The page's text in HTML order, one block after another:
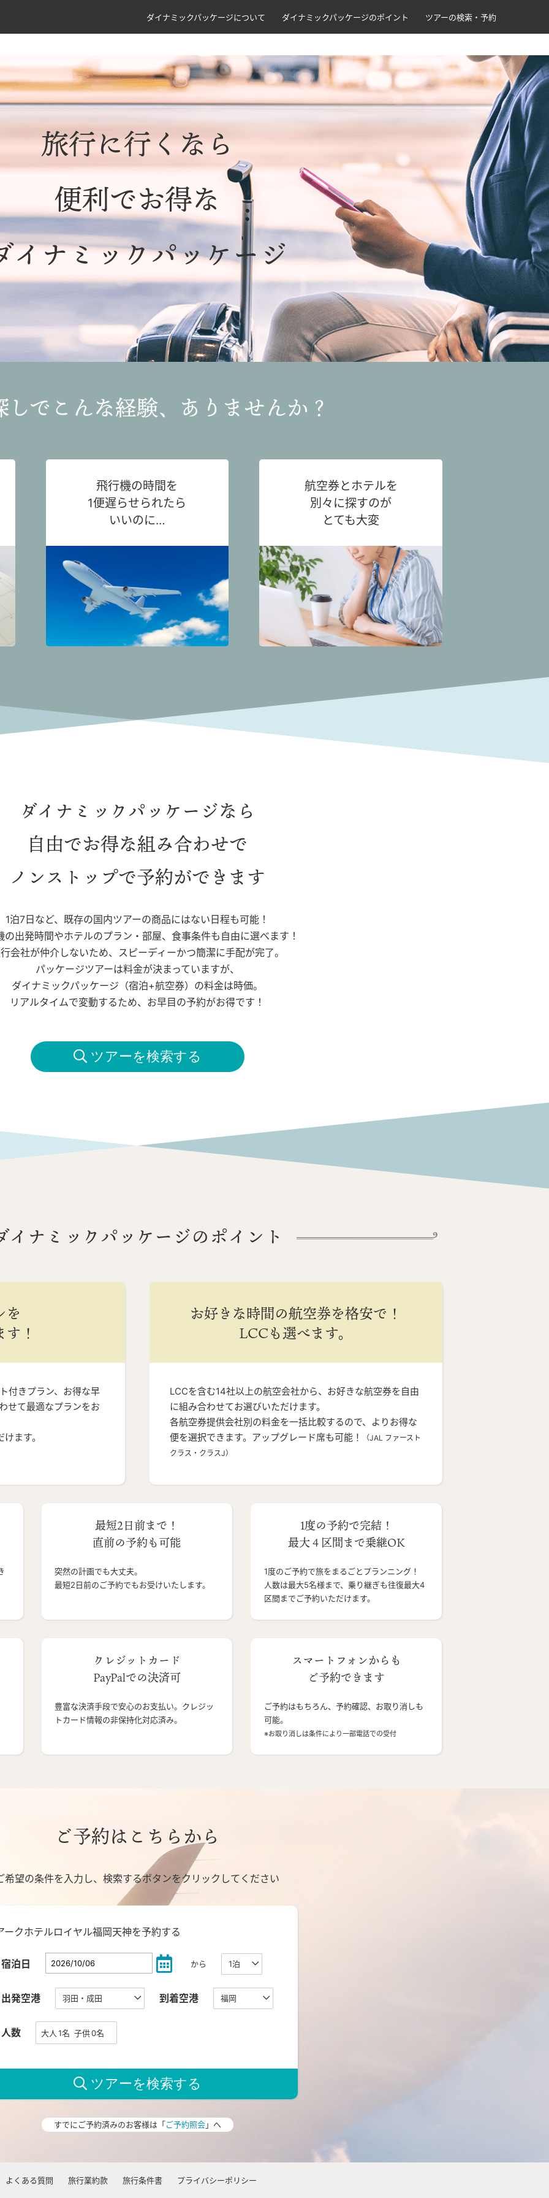
ダイナミックパッケージについて ダイナミックパッケージのポイント ツアーの検索・予約
旅行に行くなら
便利でお得な
イナミックパッケージ
しでこんな経験、ありませんか？
飛行機の時間を
1便遅らせられたら
いいのに…
航空券とホテルを
別々に探すのが
とても大変
ダイナミックパッケージなら
自由でお得な組み合わせで
ノンストップで予約ができます
1泊7日など、既存の国内ツアーの商品にはない日程も可能！
の出発時間やホテルのプラン・部屋、食事条件も自由に選べます！
会社が仲介しないため、スピーディーかつ簡潔に手配が完了。
パッケージツアーは料金が決まっていますが、
ダイナミックパッケージ（宿泊+航空券）の料金は時価。
リアルタイムで変動するため、お早目の予約がお得です！
 ツアーを検索する
イナミックパッケージのポイント
を
！
付きプラン、お得な早
せて最適なプランをお
ます。
お好きな時間の航空券を格安で！
LCCも選べます。
LCCを含む14社以上の航空会社から、お好きな航空券を自由
に組み合わせてお選びいただけます。
各航空券提供会社別の料金を一括比較するので、よりお得な
便を選択できます。アップグレード席も可能！
（JAL ファースト
クラス・クラスJ）
最短2日前まで！
直前の予約も可能
突然の計画でも大丈夫。
最短2日前のご予約でもお受けいたします。
1度の予約で完結！
最大４区間まで乗継OK
1度のご予約で旅をまるごとプランニング！
人数は最大5名様まで、乗り継ぎも往復最大4
区間までご予約いただけます。
クレジットカード
PayPalでの決済可
豊富な決済手段で安心のお支払い。クレジッ
トカード情報の非保持化対応済み。
スマートフォンからも
ご予約できます
ご予約はもちろん、予約確認、お取り消しも
可能。
※お取り消しは条件により一部電話での受付
ご予約はこちらから
希望の条件を入力し、検索するボタンをクリックしてください
ークホテルロイヤル福岡天神を予約する
宿泊日 から
出発空港 到着空港
人数
すでにご予約済みのお客様は「ご予約照会」へ
よくある質問 旅行業約款 旅行条件書 プライバシーポリシー